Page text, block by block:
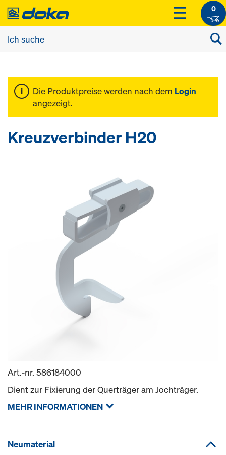
0
Die Produktpreise werden nach dem Login
angezeigt.
Kreuzverbinder H20
Art.-nr. 586184000
Dient zur Fixierung der Querträger am Jochträger.
MEHR INFORMATIONEN
Neumaterial